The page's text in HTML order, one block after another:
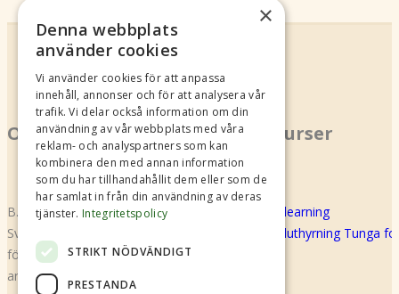
Om oss
B.U.S Shared Mobility (f.d Biluthyrarna
Sverige) är en branschorganisation för alla
företag som bedriver biluthyrning och
annan bildelning. Den gemensamma
Kurser
E-learning
Biluthyrning Tunga
×
Denna webbplats
använder cookies
Vi använder cookies för att anpassa
innehåll, annonser och för att analysera vår
trafik. Vi delar också information om din
användning av vår webbplats med våra
reklam- och analyspartners som kan
kombinera den med annan information
som du har tillhandahållit dem eller som de
har samlat in från din användning av deras
tjänster. Integritetspolicy
STRIKT NÖDVÄNDIGT
PRESTANDA